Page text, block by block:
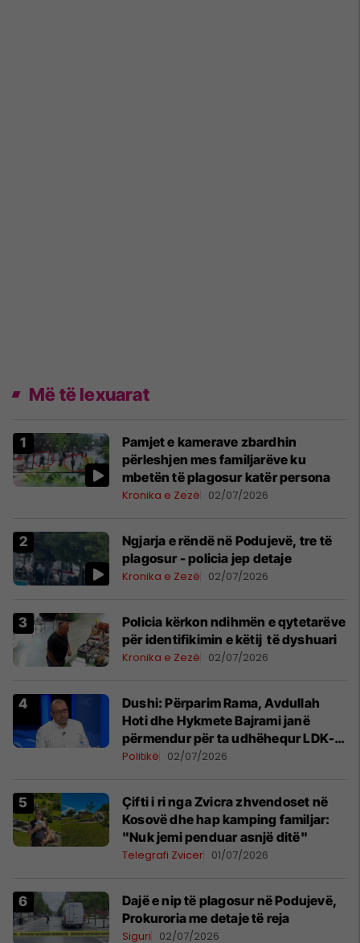
Më të lexuarat
Pamjet e kamerave zbardhin
përleshjen mes familjarëve ku
mbetën të plagosur katër persona
Kronika e Zezë 02/07/2026
Ngjarja e rëndë në Podujevë, tre të
plagosur - policia jep detaje
Kronika e Zezë 02/07/2026
Policia kërkon ndihmën e qytetarëve
për identifikimin e këtij të dyshuari
Kronika e Zezë 02/07/2026
Dushi: Përparim Rama, Avdullah
Hoti dhe Hykmete Bajrami janë
përmendur për ta udhëhequr LDK-
në
Politikë 02/07/2026
Çifti i ri nga Zvicra zhvendoset në
Kosovë dhe hap kamping familjar:
"Nuk jemi penduar asnjë ditë"
Telegrafi Zvicer 01/07/2026
Dajë e nip të plagosur në Podujevë,
Prokuroria me detaje të reja
Siguri 02/07/2026